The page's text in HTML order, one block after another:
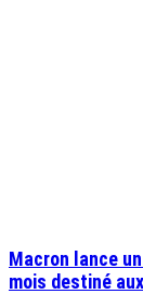
Macron lance
mois destiné